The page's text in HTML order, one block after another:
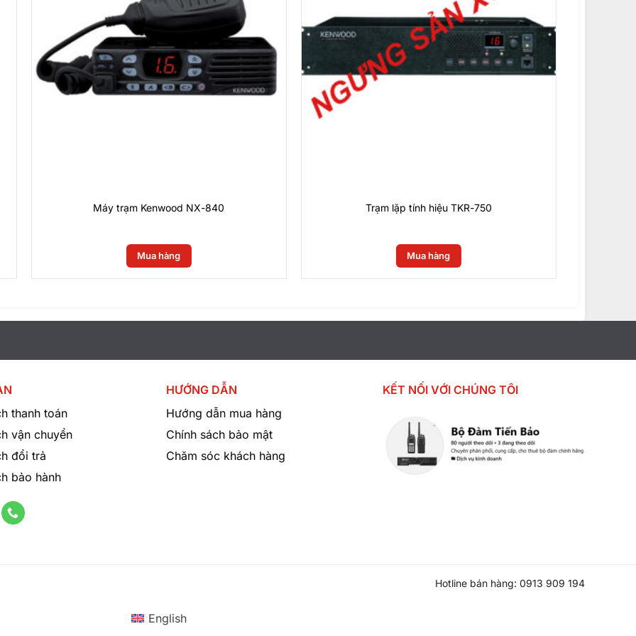
nghệ DMR giúp giảm thiểu tiếng ồn, mang lại âm thanh rõ ràng ngay cả trong môi trường ồn ào.
cầu liên lạc đa dạng và phân loại nhóm.
toàn thông tin liên lạc.
bụi và nước, hoạt động tốt trong môi trường khắc nghiệt.
thông tin kênh, tín hiệu và trạng thái thiết bị rõ ràng.
mô lớn.
và vận hành tại cảng biển hoặc sân bay.
Máy trạm Kenwood NX-840
Mua hàng
Trạm lặp tính hiệu TKR-750
Mua hàng
thanh toán
vận chuyển
đổi trả
bảo hành
HƯỚNG DẪN
Hướng dẫn mua hàng
Chính sách bảo mật
Chăm sóc khách hàng
KẾT NỐI VỚI CHÚNG TÔI
Hotline bán hàng: 0913 909 194
English